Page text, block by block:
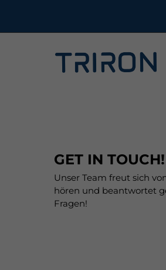
GET IN TOUCH!
Unser Team freut sich
hören und beantwortet
Fragen!